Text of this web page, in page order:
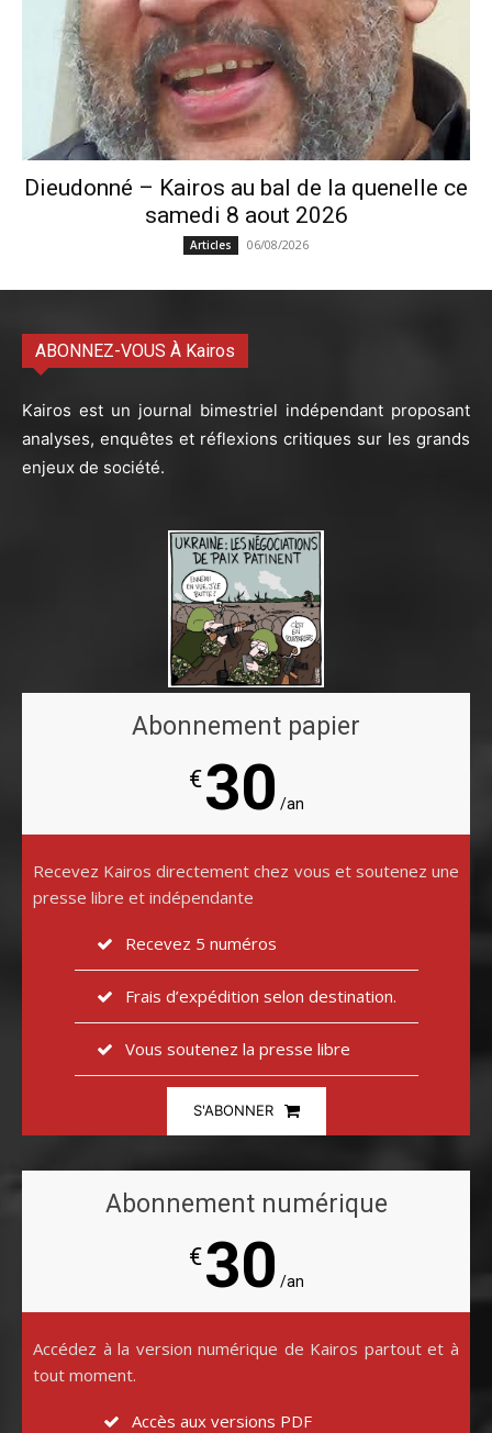
Dieudonné – Kairos au bal de la quenelle ce
samedi 8 aout 2026
Articles 06/08/2026
ABONNEZ-VOUS À Kairos
Kairos est un journal bimestriel indépendant proposant
analyses, enquêtes et réflexions critiques sur les grands
enjeux de société.
Abonnement papier
€30 /an
Recevez Kairos directement chez vous et soutenez une
presse libre et indépendante
Recevez 5 numéros
Frais d’expédition selon destination.
Vous soutenez la presse libre
S'ABONNER
Abonnement numérique
€30 /an
Accédez à la version numérique de Kairos partout et à
tout moment.
Accès aux versions PDF